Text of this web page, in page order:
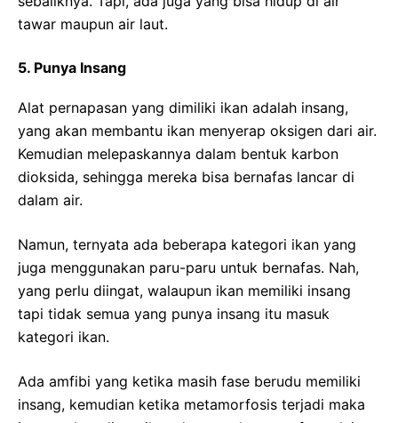
tawar maupun air laut.
5. Punya Insang
Alat pernapasan yang dimiliki ikan adalah insang,
yang akan membantu ikan menyerap oksigen dari air.
Kemudian melepaskannya dalam bentuk karbon
dioksida, sehingga mereka bisa bernafas lancar di
dalam air.
Namun, ternyata ada beberapa kategori ikan yang
juga menggunakan paru-paru untuk bernafas. Nah,
yang perlu diingat, walaupun ikan memiliki insang
tapi tidak semua yang punya insang itu masuk
kategori ikan.
Ada amfibi yang ketika masih fase berudu memiliki
insang, kemudian ketika metamorfosis terjadi maka